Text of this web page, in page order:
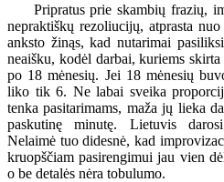
Pripratus prie skambių frazių,
nepraktiškų rezoliucijų, atprasta
anksto žinąs, kad nutarimai
neaišku, kodėl darbai, kuriems skirta
po 18 mėnesių. Jei 18 mėnesių
liko tik 6. Ne labai sveika
tenka pasitarimams, maža jų lieka
paskutinę minutę. Lietuvis
Nelaimė tuo didesnė, kad
kruopščiam pasirengimui jau vien
o be detalės nėra tobulumo.